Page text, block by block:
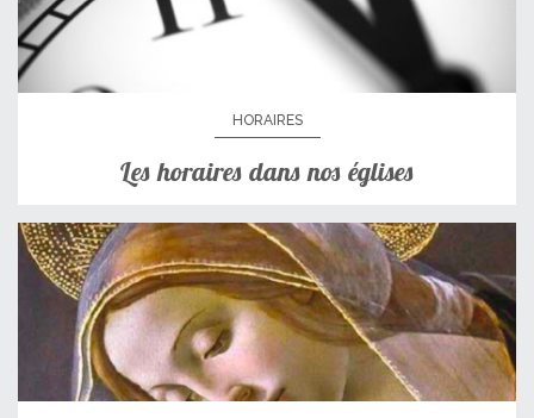
HORAIRES
Les horaires dans nos églises